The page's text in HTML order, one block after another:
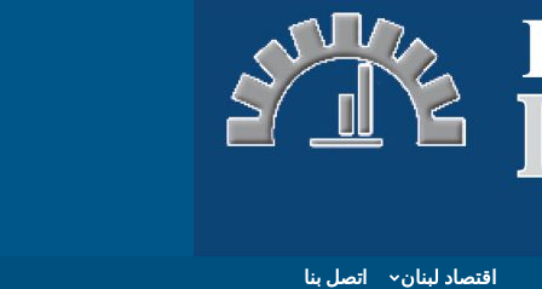
اتصل بنا اقتصاد لبنان